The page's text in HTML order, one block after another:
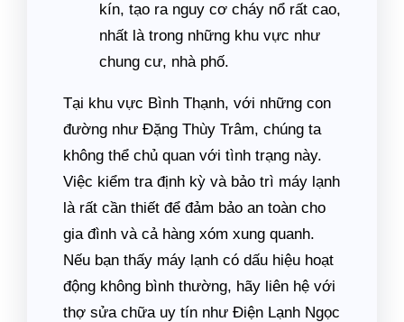
kín, tạo ra nguy cơ cháy nổ rất cao,
nhất là trong những khu vực như
chung cư, nhà phố.
Tại khu vực Bình Thạnh, với những con
đường như Đặng Thùy Trâm, chúng ta
không thể chủ quan với tình trạng này.
Việc kiểm tra định kỳ và bảo trì máy lạnh
là rất cần thiết để đảm bảo an toàn cho
gia đình và cả hàng xóm xung quanh.
Nếu bạn thấy máy lạnh có dấu hiệu hoạt
động không bình thường, hãy liên hệ với
thợ sửa chữa uy tín như Điện Lạnh Ngọc